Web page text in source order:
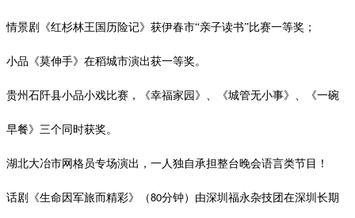
情景剧《红杉林王国历险记》获伊春市“亲子读书”比赛一等奖；
小品《莫伸手》在稻城市演出获一等奖。
贵州石阡县小品小戏比赛，《幸福家园》、《城管无小事》、《一碗
早餐》三个同时获奖。
湖北大冶市网格员专场演出，一人独自承担整台晚会语言类节目！
话剧《生命因军旅而精彩》（80分钟）由深圳福永杂技团在深圳长期